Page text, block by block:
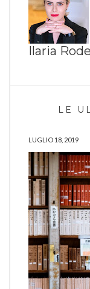
Ilaria
LE
LUGLIO 18, 2019